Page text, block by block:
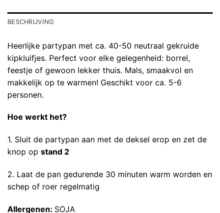
BESCHRIJVING
Heerlijke partypan met ca. 40-50 neutraal gekruide
kipkluifjes. Perfect voor elke gelegenheid: borrel,
feestje of gewoon lekker thuis. Mals, smaakvol en
makkelijk op te warmen! Geschikt voor ca. 5-6
personen.
Hoe werkt het?
1. Sluit de partypan aan met de deksel erop en zet de
knop op stand 2
2. Laat de pan gedurende 30 minuten warm worden en
schep of roer regelmatig
Allergenen: SOJA